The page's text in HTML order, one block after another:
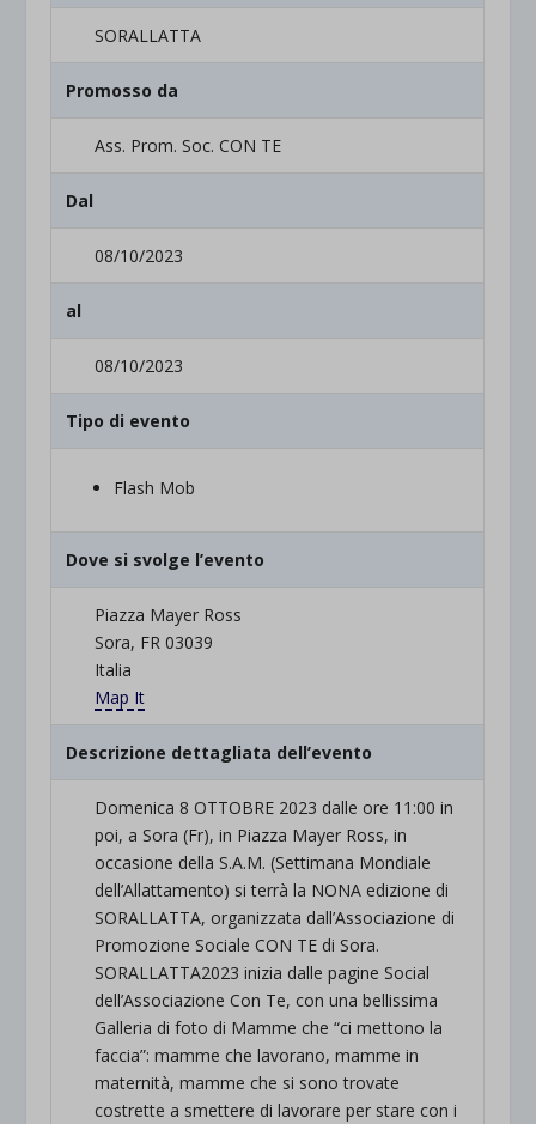
SORALLATTA
Promosso da
Ass. Prom. Soc. CON TE
Dal
08/10/2023
al
08/10/2023
Tipo di evento
Flash Mob
Dove si svolge l’evento
Piazza Mayer Ross
Sora, FR 03039
Italia
Map It
Descrizione dettagliata dell’evento
Domenica 8 OTTOBRE 2023 dalle ore 11:00 in
poi, a Sora (Fr), in Piazza Mayer Ross, in
occasione della S.A.M. (Settimana Mondiale
dell’Allattamento) si terrà la NONA edizione di
SORALLATTA, organizzata dall’Associazione di
Promozione Sociale CON TE di Sora.
SORALLATTA2023 inizia dalle pagine Social
dell’Associazione Con Te, con una bellissima
Galleria di foto di Mamme che “ci mettono la
faccia”: mamme che lavorano, mamme in
maternità, mamme che si sono trovate
costrette a smettere di lavorare per stare con i